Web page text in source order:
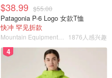
$38.99 $55.00
Patagonia P-6 Logo 女款T恤
快冲 罕见折款
1876人感兴趣
4